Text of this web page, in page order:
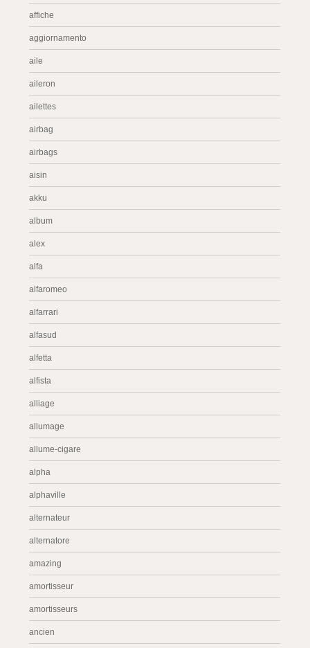
affiche
aggiornamento
aile
aileron
ailettes
airbag
airbags
aisin
akku
album
alex
alfa
alfaromeo
alfarrari
alfasud
alfetta
alfista
alliage
allumage
allume-cigare
alpha
alphaville
alternateur
alternatore
amazing
amortisseur
amortisseurs
ancien